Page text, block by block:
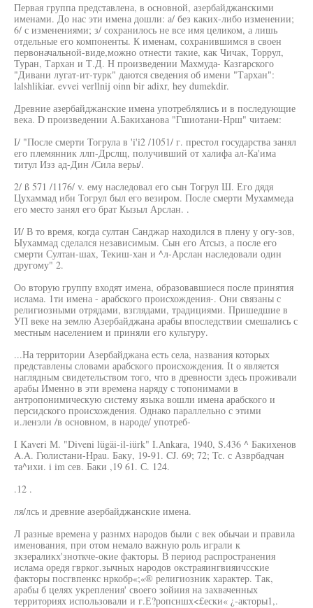
Первая группа представлена, в основной, азербайджанскими
именами. До нас эти имена дошли: а/ без каких-либо изменении;
6/ с изменениями; з/ сохранилось не все имя целиком, а лишь
отдельные его компоненты. К именам, сохранившимся в своен
первоначальной-виде,можно отнести такие, как Чичак, Торрул,
Туран, Тархан и Т.Д. Н произведении Махмуда- Казгарского
"Дивани лугат-ит-турк" даются сведения об имени "Тархан":
lalshlikiar. evvei verllnij oinn bir adixr, hey dumekdir.
Древние азербайджанские имена употреблялись и в последующие
века. D произведении А.Бакиханова "Гшиотани-Нрш" читаем:
I/ "После смерти Тогрула в 'i'i2 /1051/ г. престол государства занял
его племянник ллп-Дрслщ, получивший от халифа ал-Ка'има
титул Изз ад-Дин /Сила веры/.
2/ ß 571 /1176/ v. ему наследовал его сын Тогрул Ш. Его дядя
Цухаммад ибн Тогрул был его везиром. После смерти Мухаммеда
его место занял его брат Кызыл Арслан. .
И/ В то время, когда султан Санджар находился в плену у огу-зов,
Ыухаммад сделался независимым. Сын его Атсыз, а после его
смерти Султан-шах, Текиш-хан и ^л-Арслан наследовали один
другому" 2.
Оо вторую группу входят имена, образовавшиеся после принятия
ислама. 1ти имена - арабского происхождения-. Они связаны с
религиозными отрядами, взглядами, традициями. Пришедшие в
УП веке на землю Азербайджана арабы впоследствии смешались с
местным населением и приняли его культуру.
...На территории Азербайджана есть села, названия которых
представлены словами арабского происхождения. It о является
наглядным свидетельством того, что в древности здесь проживали
арабы Именно в эти времена наряду с топонимами в
антропонимическую систему языка вошли имена арабского и
персидского происхождения. Однако параллельно с этими
и.ленэли /в основном, в народе/ употреб-
I Kaveri М. "Diveni lügäi-il-iürk" I.Ankara, 1940, S.436 ^ Бакихенов
A.A. Гюлистани-Hpau. Баку, 19-91. CJ. 69; 72; Тс. с Азврбадчан
та^ихи. i im сев. Баки ,19 61. С. 124.
.12 .
ля/лсь и древние азербайджанские имена.
Л разные времена у разнмх народов были с век обычаи и правила
именования, при отом немало важную роль играли к
зкзераликх'зноткче-окие факторы. В период распространения
ислама оредя гврког.зычных народов окстраяингвияичсские
факторы посгвпенкс нркобр«;«® религиозник характер. Так,
арабы б целях укрепления' своего зойиия на захваченных
территориях использовали и г.Е?ропсншх<£ески« ¿-акторы1,.